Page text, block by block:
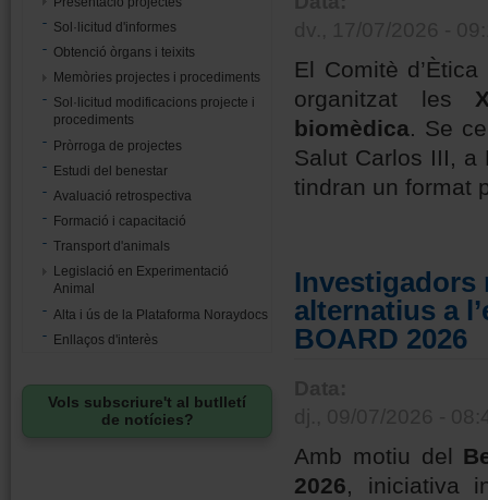
Sol·licitud d'informes
Obtenció òrgans i teixits
Memòries projectes i procediments
Sol·licitud modificacions projecte i
procediments
Pròrroga de projectes
Estudi del benestar
Avaluació retrospectiva
Formació i capacitació
Transport d'animals
Legislació en Experimentació
Animal
Alta i ús de la Plataforma Noraydocs
Enllaços d'interès
Vols subscriure't al butlletí
de notícies?
El Comitè
organitzat les
biomèdica. Se
Salut Carlos III,
tindran un format
Investigadors
alternatius a
BOARD 2026
Amb motiu del
2026, iniciativa